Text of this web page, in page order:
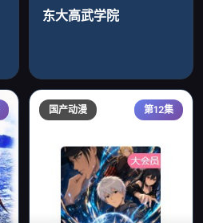
东大高武学院
国产动漫 第12集